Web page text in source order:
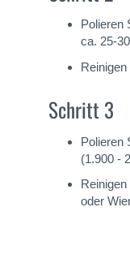
Polieren
ca. 25-
Schritt 3
Polieren
(1.900 -
oder